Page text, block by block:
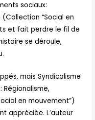
sociaux:
“Social en
et fait perdre le fil de
se déroule,
mais Syndicalisme
en mouvement”)
appréciée. L’auteur